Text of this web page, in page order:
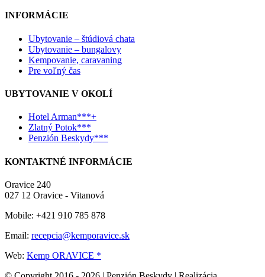
INFORMÁCIE
Ubytovanie – štúdiová chata
Ubytovanie – bungalovy
Kempovanie, caravaning
Pre voľný čas
UBYTOVANIE V OKOLÍ
Hotel Arman***+
Zlatný Potok***
Penzión Beskydy***
KONTAKTNÉ INFORMÁCIE
Oravice 240
027 12 Oravice - Vitanová
Mobile: +421 910 785 878
Email: recepcia@kemporavice.sk
Web: Kemp ORAVICE *